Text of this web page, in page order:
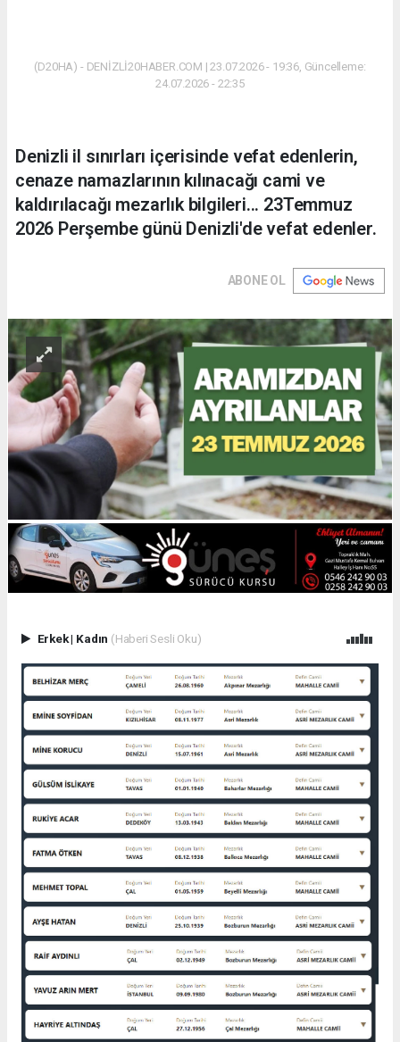
(D20HA) - DENİZLİ20HABER.COM | 23.07.2026 - 19:36, Güncelleme:
24.07.2026 - 22:35
Denizli il sınırları içerisinde vefat edenlerin,
cenaze namazlarının kılınacağı cami ve
kaldırılacağı mezarlık bilgileri... 23Temmuz
2026 Perşembe günü Denizli'de vefat edenler.
ABONE OL
Erkek| Kadın (Haberi Sesli Oku)